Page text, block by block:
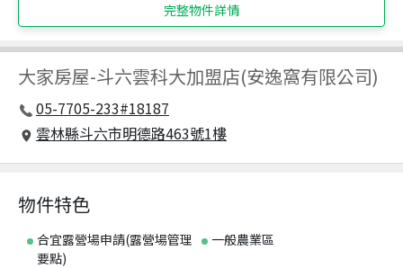
完整物件詳情
大家房屋-斗六雲科大加盟店(安逸窩有限公司)
05-7705-233#18187
雲林縣斗六市明德路463號1樓
物件特色
合宜露營場申請(露營場管理
要點)
一般農業區